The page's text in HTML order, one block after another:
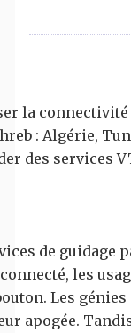
la
: Algérie,
des services
de
les
Les
apogée.